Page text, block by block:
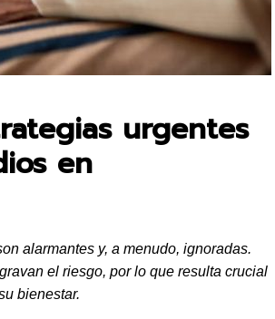
urgentes
en
alarmantes y, a menudo, ignoradas.
el riesgo, por lo que resulta crucial
bienestar.